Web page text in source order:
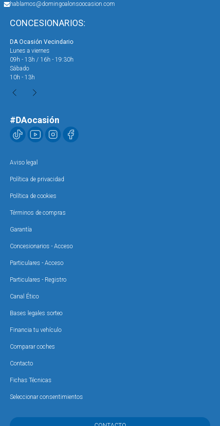
hablamos@domingoalonsoocasion.com
CONCESIONARIOS:
DA Ocasión Vecindario
Lunes a viernes
09h - 13h / 16h - 19:30h
Sábado
10h - 13h
#DAocasión
Aviso legal
Política de privacidad
Política de cookies
Términos de compras
Garantía
Concesionarios - Acceso
Particulares - Acceso
Particulares - Registro
Canal Ético
Bases legales sorteo
Financia tu vehículo
Comparar coches
Contacto
Fichas Técnicas
Seleccionar consentimientos